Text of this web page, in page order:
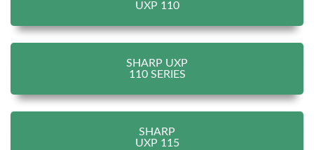
UXP 110
SHARP UXP
110 SERIES
SHARP
UXP 115